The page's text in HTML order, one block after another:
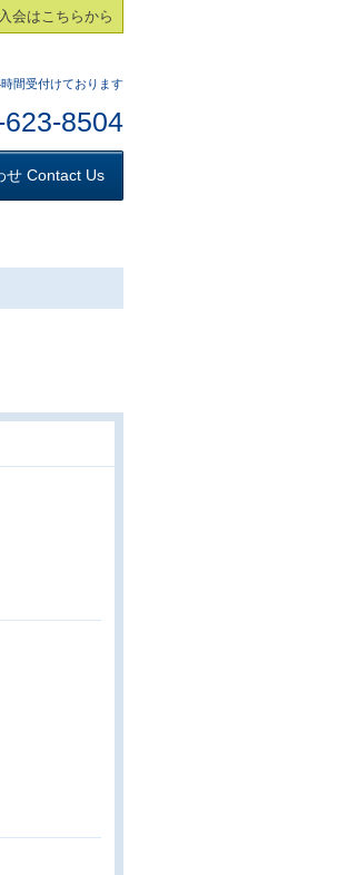
会はこちらから
間受付けております
8504
せ Contact Us